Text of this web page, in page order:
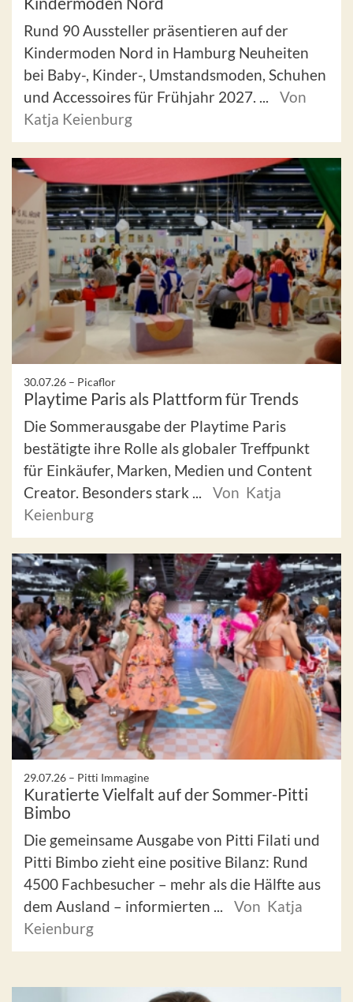
Rund 90 Aussteller präsentieren auf der
Kindermoden Nord in Hamburg Neuheiten
bei Baby-, Kinder-, Umstandsmoden, Schuhen
und Accessoires für Frühjahr 2027. ...
Von
Katja Keienburg
30.07.26 – Picaflor
Playtime Paris als Plattform für Trends
Die Sommerausgabe der Playtime Paris
bestätigte ihre Rolle als globaler Treffpunkt
für Einkäufer, Marken, Medien und Content
Creator. Besonders stark ...
Von Katja
Keienburg
29.07.26 – Pitti Immagine
Kuratierte Vielfalt auf der Sommer-Pitti
Bimbo
Die gemeinsame Ausgabe von Pitti Filati und
Pitti Bimbo zieht eine positive Bilanz: Rund
4500 Fachbesucher – mehr als die Hälfte aus
dem Ausland – informierten ...
Von Katja
Keienburg